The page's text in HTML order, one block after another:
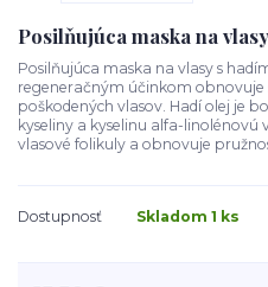
Posilňujúca maska na vlasy
Posilňujúca maska na vlasy s
regeneračným účinkom obnovuje
poškodených vlasov. Hadí olej je
kyseliny a kyselinu alfa-linolénovú
vlasové folikuly a obnovuje
Dostupnosť Skladom 1 ks